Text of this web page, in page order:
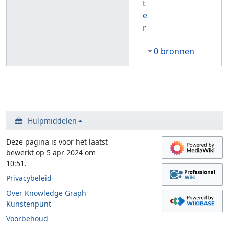
t
e
r
0 bronnen
Hulpmiddelen
Deze pagina is voor het laatst
bewerkt op 5 apr 2024 om
10:51.
Privacybeleid
Over Knowledge Graph
Kunstenpunt
Voorbehoud